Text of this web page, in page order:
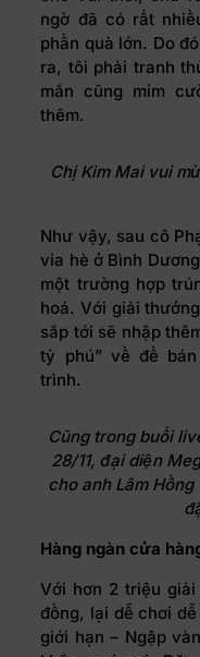
ngờ đã có rất
phần quà lớn. Do
ra, tôi phải tranh
mắn cũng mỉm
thêm.
Chị Kim Mai vui
Như vậy, sau cô
vỉa hè ở Bình
một trường hợp
hoá. Với giải
sắp tới sẽ nhập
tỷ phú” về để
trình.
Cũng trong buổi
28/11, đại diện
cho anh Lâm Hồng
Hàng ngàn cửa
Với hơn 2 triệu
đồng, lại dễ chơi
giới hạn – Ngập